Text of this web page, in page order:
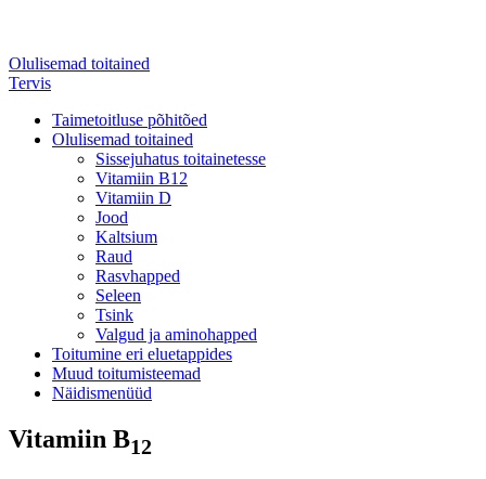
Olulisemad toitained
Tervis
Taimetoitluse põhitõed
Olulisemad toitained
Sissejuhatus toitainetesse
Vitamiin B12
Vitamiin D
Jood
Kaltsium
Raud
Rasvhapped
Seleen
Tsink
Valgud ja aminohapped
Toitumine eri eluetappides
Muud toitumisteemad
Näidismenüüd
Vitamiin B12